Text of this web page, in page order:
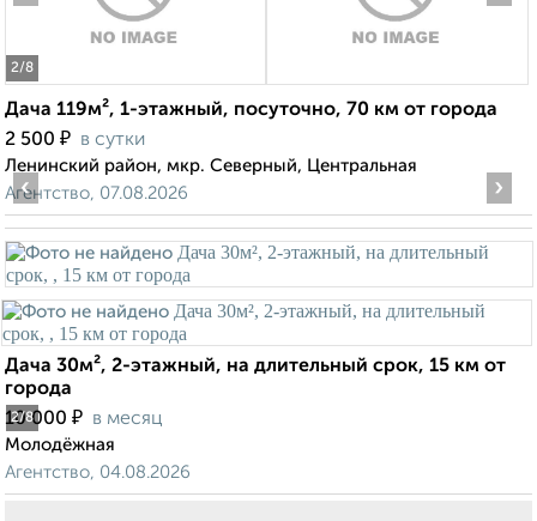
2/8
Дача 119м², 1-этажный, посуточно, 70 км от города
2 500 ₽ в сутки
Ленинский район, мкр. Северный, Центральная
Агентство, 07.08.2026
2/8
‹ ›
Дача 30м², 2-этажный, на длительный срок, 15 км от
города
10 000 ₽ в месяц
Молодёжная
Агентство, 04.08.2026